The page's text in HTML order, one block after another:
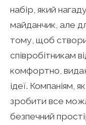
набір, який
майданчик, але
тому, щоб
співробітникам
комфортно,
ідеї. Компаніям,
зробити все
безпечний